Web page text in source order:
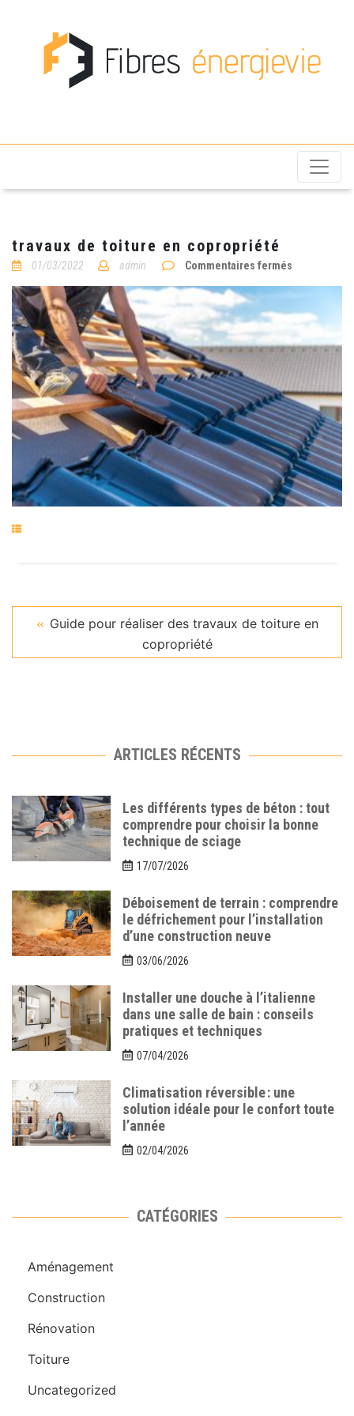
travaux de toiture en copropriété
01/03/2022 admin Commentaires fermés
de
en
copropriété
Guide pour réaliser des travaux de toiture en
copropriété
ARTICLES RÉCENTS
Les différents types de béton : tout
comprendre pour choisir la bonne
technique de sciage
17/07/2026
Déboisement de terrain : comprendre
le défrichement pour l’installation
d’une construction neuve
03/06/2026
Installer une douche à l’italienne
dans une salle de bain : conseils
pratiques et techniques
07/04/2026
Climatisation réversible : une
solution idéale pour le confort toute
l’année
02/04/2026
CATÉGORIES
Aménagement
Construction
Rénovation
Toiture
Uncategorized